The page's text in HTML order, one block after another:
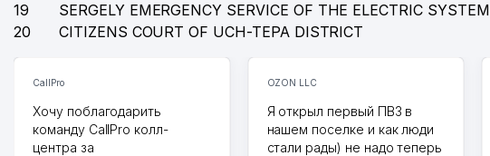
19
SERGELY EMERGENCY SERVICE OF THE ELECTRIC SYSTEM
20
CITIZENS COURT OF UCH-TEPA DISTRICT
CallPro
Хочу поблагодарить
команду CallPro колл-
центра за
OZON LLC
Я открыл первый ПВЗ в
нашем поселке и как люди
стали рады) не надо теперь